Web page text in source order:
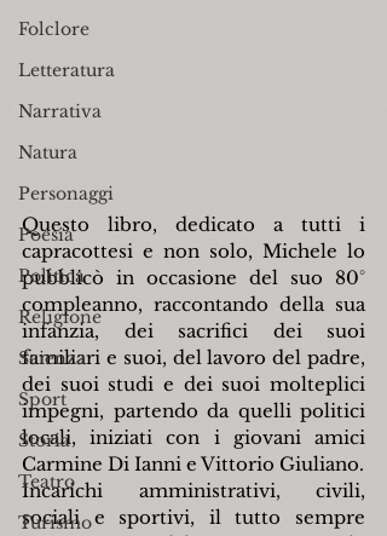
Folclore
Letteratura
Narrativa
Natura
Personaggi
Poesia
Politica
Religione
Scienza
Sport
Storia
Teatro
Turismo
Questo libro, dedicato a tutti i
capracottesi e non solo, Michele lo
pubblicò in occasione del suo 80°
compleanno, raccontando della sua
infanzia, dei sacrifici dei suoi
familiari e suoi, del lavoro del padre,
dei suoi studi e dei suoi molteplici
impegni, partendo da quelli politici
locali, iniziati con i giovani amici
Carmine Di Ianni e Vittorio Giuliano.
Incarichi amministrativi, civili,
sociali e sportivi, il tutto sempre